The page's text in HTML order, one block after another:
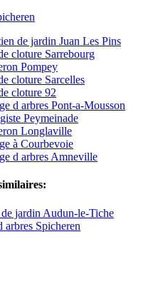
de jardin Juan Les Pins
cloture Sarrebourg
Pompey
cloture Sarcelles
cloture 92
d arbres Pont-a-Mousson
Peymeinade
Longlaville
à Courbevoie
d arbres Amneville
jardin Audun-le-Tiche
arbres Spicheren